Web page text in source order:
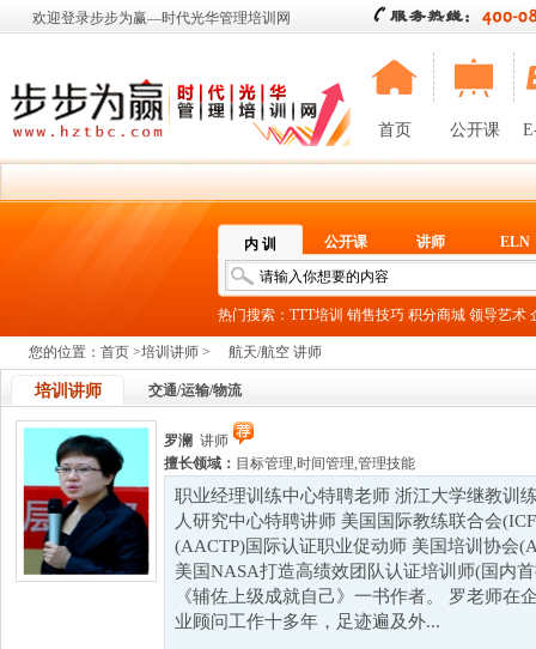
欢迎登录步步为赢—时代光华管理培训网
首页 公开课
内 训 公开课 讲师 ELN
热门搜索： TTT培训 销售技巧 积分商城 领导艺术
您的位置： 首页 >培训讲师 > 航天/航空 讲师
培训讲师 交通/运输/物流
罗澜 讲师
擅长领域： 目标管理,时间管理,管理技能
职业经理训练中心特聘老师 浙江大学继教训
人研究中心特聘讲师 美国国际教练联合会
(AACTP)国际认证职业促动师 美国培训协会
美国NASA打造高绩效团队认证培训师(国内
《辅佐上级成就自己》一书作者。 罗老师在
业顾问工作十多年，足迹遍及外...